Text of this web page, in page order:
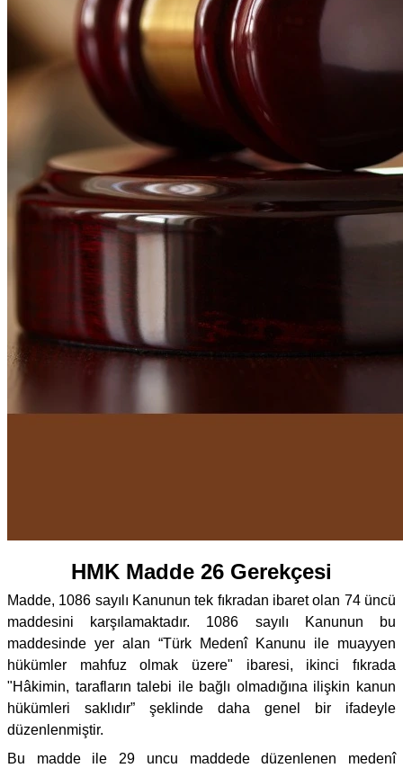
HMK Madde 26 Gerekçesi
Madde, 1086 sayılı Kanunun tek fıkradan ibaret olan 74 üncü
maddesini karşılamaktadır. 1086 sayılı Kanunun bu
maddesinde yer alan “Türk Medenî Kanunu ile muayyen
hükümler mahfuz olmak üzere" ibaresi, ikinci fıkrada
"Hâkimin, tarafların talebi ile bağlı olmadığına ilişkin kanun
hükümleri saklıdır” şeklinde daha genel bir ifadeyle
düzenlenmiştir.
Bu madde ile 29 uncu maddede düzenlenen medenî